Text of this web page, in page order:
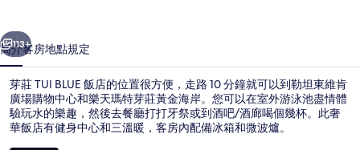
相
片
集
個 下一個
113+
簡介客房地點規定
芽莊 TUI BLUE 飯店的位置很方便，走路 10 分鐘就可以到勒坦東維肯
廣場購物中心和樂天瑪特芽莊黃金海岸。您可以在室外游泳池盡情體
驗玩水的樂趣，然後去餐廳打打牙祭或到酒吧/酒廊喝個幾杯。此奢
華飯店有健身中心和三溫暖，客房內配備冰箱和微波爐。